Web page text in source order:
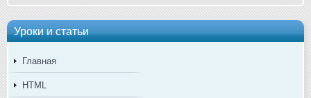
Уроки и статьи
Главная
HTML